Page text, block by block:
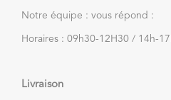
Notre équipe : vous répond :
Horaires : 09h30-12H30 / 14h-
Livraison